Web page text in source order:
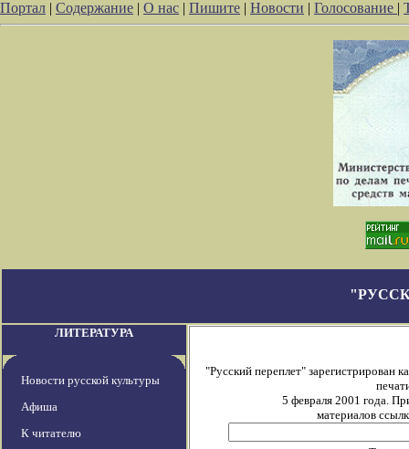
Портал | Содержание | О нас | Пишите | Новости | Голосование |
ЛИТЕРАТУРА
Новости русской культуры
Афиша
К читателю
"Русский переплет" зарегистрирован
5 февраля 2001 года.
материалов